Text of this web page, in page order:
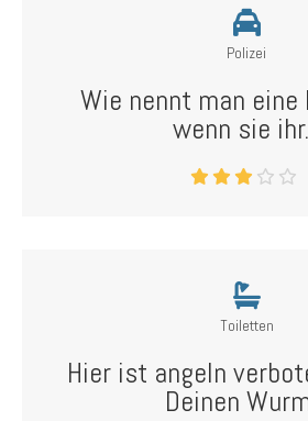
Polizei
Wie nennt man
wenn sie
Toiletten
Hier ist angeln
Deinen